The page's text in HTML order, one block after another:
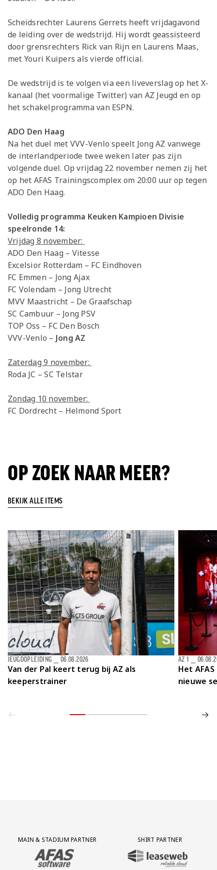
Scheidsrechter Laurens Gerrets heeft vrijdagavond
de leiding over de wedstrijd. Hij wordt geassisteerd
door grensrechters Rick van Rijn en Laurens Maas,
met Youri Kuipers als vierde official.
De wedstrijd is te volgen via een liveverslag op het X-
kanaal (het voormalige Twitter) van AZ Jeugd en op
het schakelprogramma van ESPN.
ADO Den Haag
Na het duel met VVV-Venlo speelt Jong AZ vanwege
de interlandperiode twee weken later pas zijn
volgende duel. Op vrijdag 22 november nemen zij het
op het AFAS Trainingscomplex om 20:00 uur op tegen
ADO Den Haag.
Volledig programma Keuken Kampioen Divisie
speelronde 14:
Vrijdag 8 november:
ADO Den Haag – Vitesse
Excelsior Rotterdam – FC Eindhoven
FC Emmen – Jong Ajax
FC Volendam – Jong Utrecht
MVV Maastricht – De Graafschap
SC Cambuur – Jong PSV
TOP Oss – FC Den Bosch
VVV-Venlo – Jong AZ
Zaterdag 9 november:
Roda JC – SC Telstar
Zondag 10 november:
FC Dordrecht – Helmond Sport
OP ZOEK NAAR MEER?
BEKIJK ALLE ITEMS
Van der Pal keert terug bij AZ als
keeperstrainer
JEUGDOPLEIDING 06.08.2026
Het
nieuwe
AZ 1
Partner Logos Grid
MAIN & STADIUM PARTNER
BEZOEK ONZE MAIN & STADIUM PARTNER AFAS SOFTWARE
SHIRT PARTNER
BEZOEK ONZE SHIRT PARTNER